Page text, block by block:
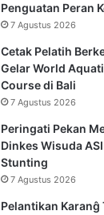
Penguatan Peran
7 Agustus 2026
Cetak Pelatih
Gelar World
Course di Bali
7 Agustus 2026
Peringati Pekan
Dinkes Wisuda
Stunting
7 Agustus 2026
Pelantikan